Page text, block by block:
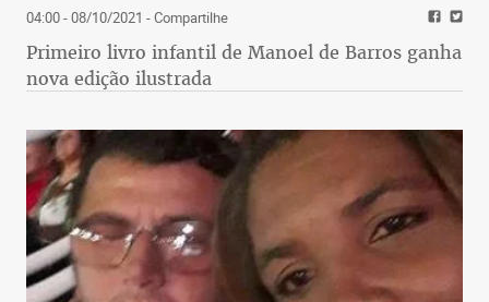
04:00 - 08/10/2021 - Compartilhe
Primeiro livro infantil de Manoel de Barros ganha
nova edição ilustrada